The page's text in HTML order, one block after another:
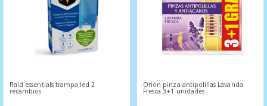
Raid essentials trampa led 2
recambios
Orion pinza antipolillas Lavanda
Fresca 3+1 unidades